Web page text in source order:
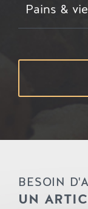
Pains &
BESOIN
UN